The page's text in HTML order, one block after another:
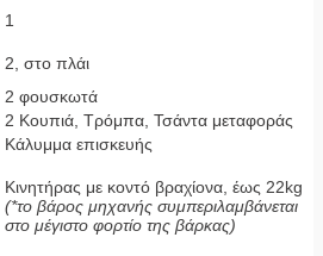
1
2, στο πλάι
2 φουσκωτά
2 Κουπιά, Τρόμπα, Τσάντα μεταφοράς
Κάλυμμα επισκευής
Κινητήρας με κοντό βραχίονα, έως 22kg
(*το βάρος μηχανής συμπεριλαμβάνεται
στο μέγιστο φορτίο της βάρκας)